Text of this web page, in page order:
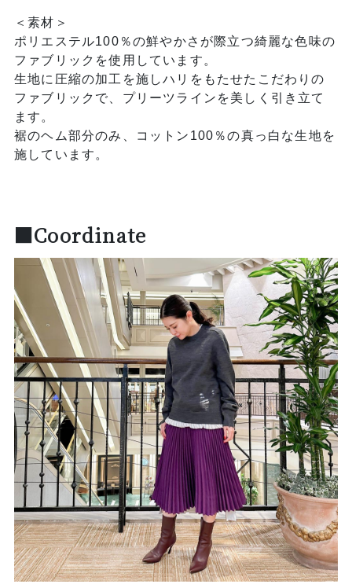
＜素材＞
ポリエステル100％の鮮やかさが際立つ綺麗な色味の
ファブリックを使用しています。
生地に圧縮の加工を施しハリをもたせたこだわりの
ファブリックで、プリーツラインを美しく引き立て
ます。
裾のヘム部分のみ、コットン100％の真っ白な生地を
施しています。
■Coordinate